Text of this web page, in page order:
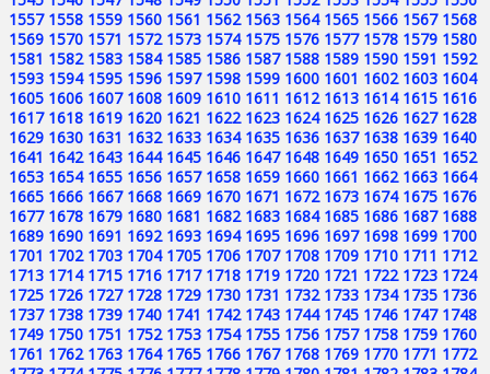
1557 1558 1559 1560 1561 1562 1563 1564 1565 1566 1567 1568
1569 1570 1571 1572 1573 1574 1575 1576 1577 1578 1579 1580
1581 1582 1583 1584 1585 1586 1587 1588 1589 1590 1591 1592
1593 1594 1595 1596 1597 1598 1599 1600 1601 1602 1603 1604
1605 1606 1607 1608 1609 1610 1611 1612 1613 1614 1615 1616
1617 1618 1619 1620 1621 1622 1623 1624 1625 1626 1627 1628
1629 1630 1631 1632 1633 1634 1635 1636 1637 1638 1639 1640
1641 1642 1643 1644 1645 1646 1647 1648 1649 1650 1651 1652
1653 1654 1655 1656 1657 1658 1659 1660 1661 1662 1663 1664
1665 1666 1667 1668 1669 1670 1671 1672 1673 1674 1675 1676
1677 1678 1679 1680 1681 1682 1683 1684 1685 1686 1687 1688
1689 1690 1691 1692 1693 1694 1695 1696 1697 1698 1699 1700
1701 1702 1703 1704 1705 1706 1707 1708 1709 1710 1711 1712
1713 1714 1715 1716 1717 1718 1719 1720 1721 1722 1723 1724
1725 1726 1727 1728 1729 1730 1731 1732 1733 1734 1735 1736
1737 1738 1739 1740 1741 1742 1743 1744 1745 1746 1747 1748
1749 1750 1751 1752 1753 1754 1755 1756 1757 1758 1759 1760
1761 1762 1763 1764 1765 1766 1767 1768 1769 1770 1771 1772